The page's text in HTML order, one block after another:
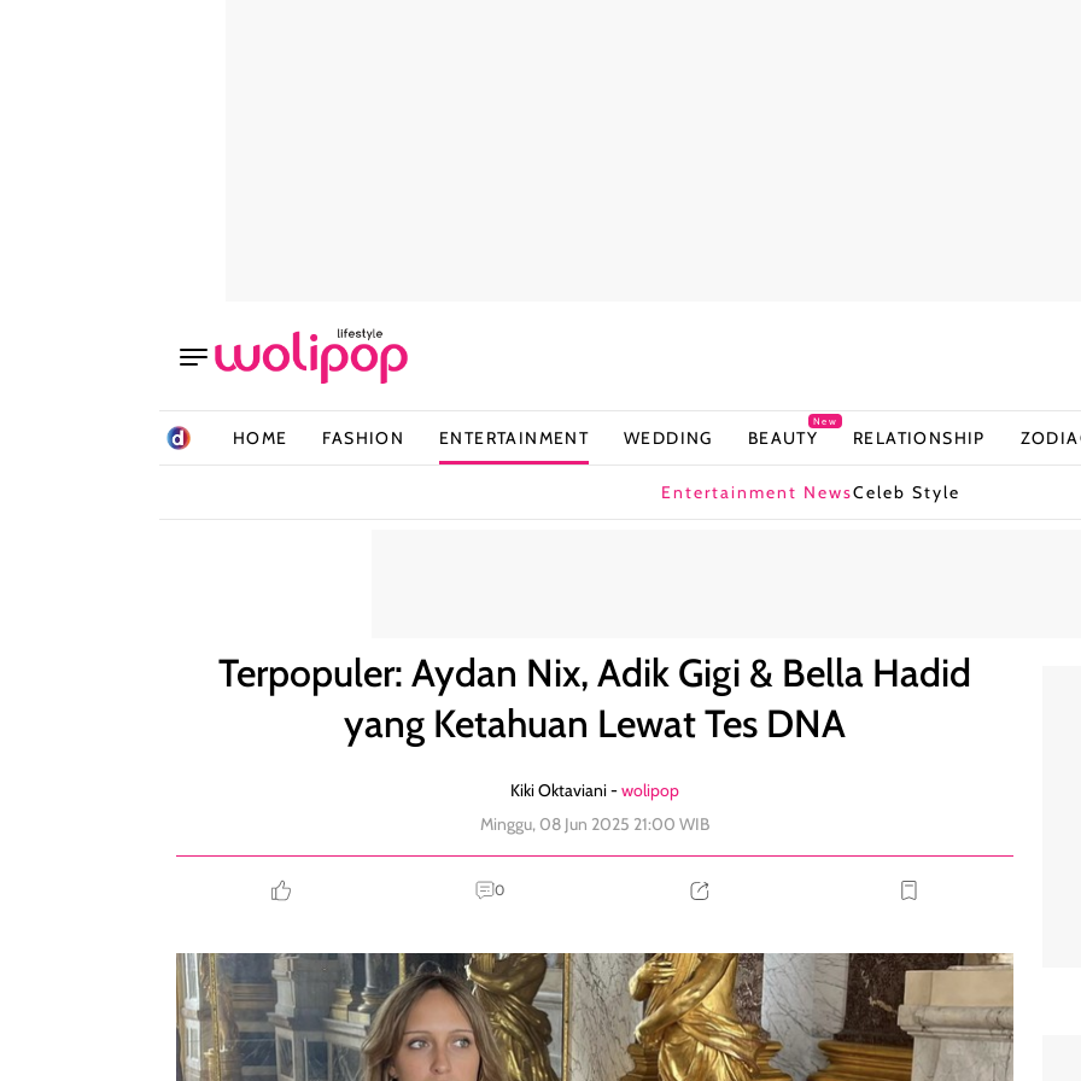
HOME FASHION ENTERTAINMENT WEDDING BEAUTY
New
RELATIONSHIP
Entertainment NewsCeleb Style
Terpopuler: Aydan Nix, Adik Gigi & Bella Hadid
yang Ketahuan Lewat Tes DNA
Kiki Oktaviani -wolipop
Minggu, 08 Jun 2025 21:00 WIB
0